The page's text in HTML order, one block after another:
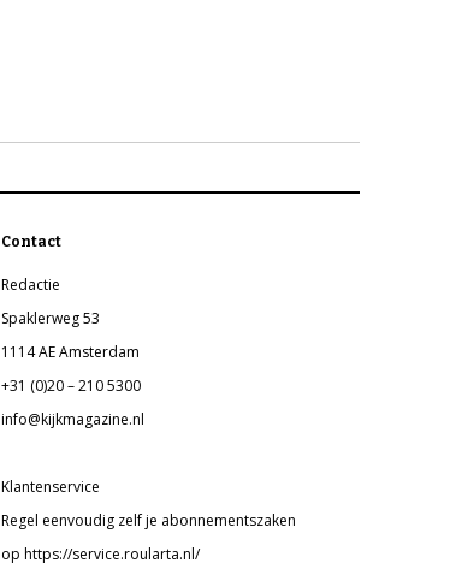
Contact
Redactie
Spaklerweg 53
1114 AE Amsterdam
+31 (0)20 – 210 5300
info@kijkmagazine.nl
Klantenservice
Regel eenvoudig zelf je abonnementszaken
op https://service.roularta.nl/